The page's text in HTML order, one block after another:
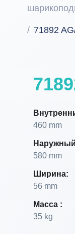
71892
460 mm
580 mm
Ширина:
56 mm
Масса :
35 kg